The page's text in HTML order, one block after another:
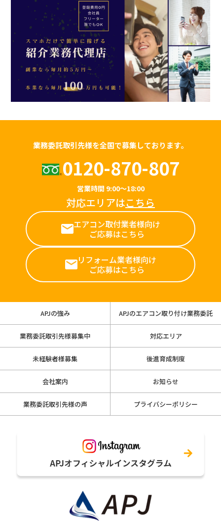
業務委託取引先様を全国で募集しております。
0120-870-807
営業時間 9:00～18:00
対応エリアはこちら
エアコン取付業者様向け
ご応募はこちら
リフォーム業者様向け
ご応募はこちら
APJの強み APJのエアコン取り付け業務委託
業務委託取引先様募集中 対応エリア
未経験者様募集 後進育成制度
会社案内 お知らせ
業務委託取引先様の声 プライバシーポリシー